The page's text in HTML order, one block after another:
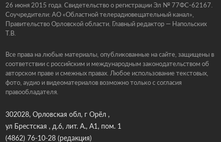
26 июня 2015 года. Свидетельство о регистрации Эл № 77ФС-62167.
Соучредители: АО «Областной телерадиовещательный канал»,
Правительство Орловской области. Главный редактор — Напольских
Т.В.
Все права на любые материалы, опубликованные на сайте, защищены в
соответствии с российским и международным законодательством об
авторском праве и смежных правах. Любое использование текстовых,
фото, аудио и видеоматериалов возможно только с согласия
правообладателя.
302028, Орловская обл, г Орёл ,
ул Брестская , д.6, лит. А., А1, пом. 1
(4862) 76-10-28(редакция)